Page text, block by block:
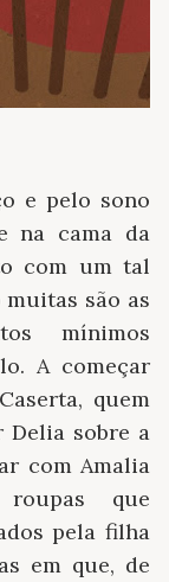
e pelo sono
na cama da
com um tal
são as
mínimos
A começar
quem
Delia sobre a
com Amalia
que
pela filha
em que, de